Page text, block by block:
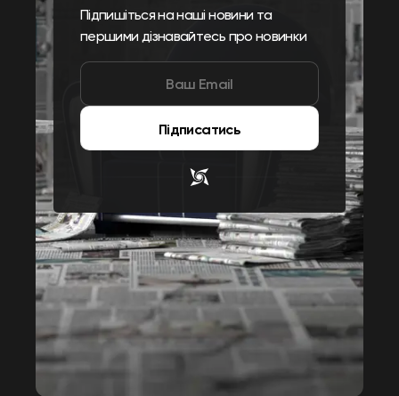
Підпишіться на наші новини та
першими дізнавайтесь про новинки
Підписатись